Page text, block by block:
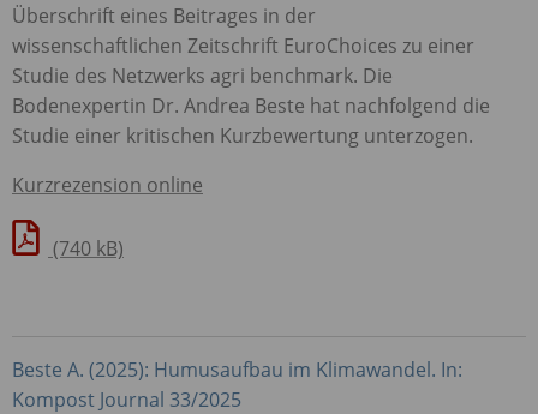
Überschrift eines Beitrages in der
wissenschaftlichen Zeitschrift EuroChoices zu einer
Studie des Netzwerks agri benchmark. Die
Bodenexpertin Dr. Andrea Beste hat nachfolgend die
Studie einer kritischen Kurzbewertung unterzogen.
Kurzrezension online
(740 kB)
Beste A. (2025): Humusaufbau im Klimawandel. In:
Kompost Journal 33/2025